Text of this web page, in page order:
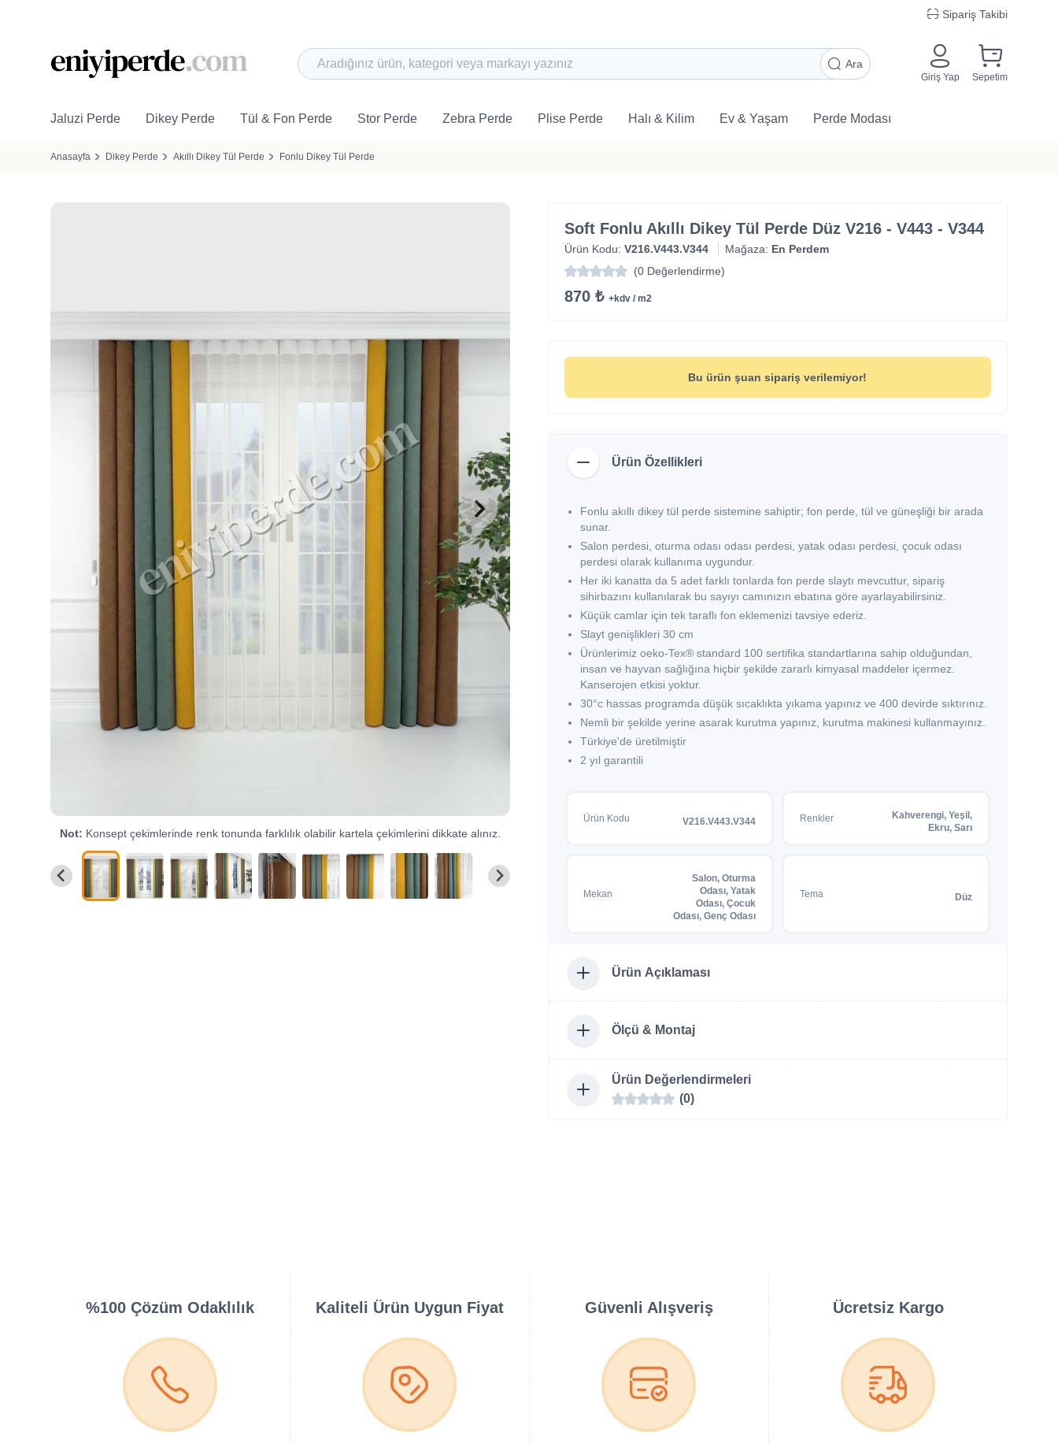
Sipariş Takibi
Giriş Yap Sepetim
Ara
Jaluzi Perde Dikey Perde Tül & Fon Perde Stor Perde Zebra Perde Plise Perde Halı & Kilim Ev & Yaşam Perde Modası
Anasayfa Dikey Perde Akıllı Dikey Tül Perde Fonlu Dikey Tül Perde
Not: Konsept çekimlerinde renk tonunda farklılık olabilir kartela çekimlerini dikkate alınız.
Soft Fonlu Akıllı Dikey Tül Perde Düz V216 - V443 - V344
Ürün Kodu: V216.V443.V344 Mağaza: En Perdem
(0 Değerlendirme)
870 ₺ +kdv / m2
Bu ürün şuan sipariş verilemiyor!
Ürün Özellikleri
Fonlu akıllı dikey tül perde sistemine sahiptir; fon perde, tül ve güneşliği bir arada
sunar.
Salon perdesi, oturma odası odası perdesi, yatak odası perdesi, çocuk odası
perdesi olarak kullanıma uygundur.
Her iki kanatta da 5 adet farklı tonlarda fon perde slaytı mevcuttur, sipariş
sihirbazını kullanılarak bu sayıyı camınızın ebatına göre ayarlayabilirsiniz.
Küçük camlar için tek taraflı fon eklemenizi tavsiye ederiz.
Slayt genişlikleri 30 cm
Ürünlerimiz oeko-Tex® standard 100 sertifika standartlarına sahip olduğundan,
insan ve hayvan sağlığına hiçbir şekilde zararlı kimyasal maddeler içermez.
Kanserojen etkisi yoktur.
30°c hassas programda düşük sıcaklıkta yıkama yapınız ve 400 devirde sıktırınız.
Nemli bir şekilde yerine asarak kurutma yapınız, kurutma makinesi kullanmayınız.
Türkiye'de üretilmiştir
2 yıl garantili
Ürün Kodu V216.V443.V344 Renkler
Kahverengi, Yeşil,
Ekru, Sarı
Mekan
Salon, Oturma
Odası, Yatak
Odası, Çocuk
Odası, Genç Odası
Tema Düz
Ürün Açıklaması
Ölçü & Montaj
Ürün Değerlendirmeleri
(0)
%100 Çözüm Odaklılık Kaliteli Ürün Uygun Fiyat Güvenli Alışveriş Ücretsiz Kargo